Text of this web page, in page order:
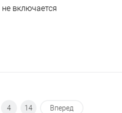
не включается
4 14 Вперед